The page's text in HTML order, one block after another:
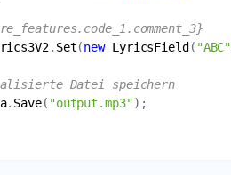
. Set(new LyricsField ( "ABC"
Datei speichern
. Save( "output.mp3"